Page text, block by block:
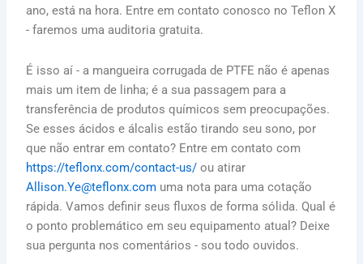
ano, está na hora. Entre em contato conosco no Teflon X
- faremos uma auditoria gratuita.
É isso aí - a mangueira corrugada de PTFE não é apenas
mais um item de linha; é a sua passagem para a
transferência de produtos químicos sem preocupações.
Se esses ácidos e álcalis estão tirando seu sono, por
que não entrar em contato? Entre em contato com
https://teflonx.com/contact-us/ ou atirar
Allison.Ye@teflonx.com uma nota para uma cotação
rápida. Vamos definir seus fluxos de forma sólida. Qual é
o ponto problemático em seu equipamento atual? Deixe
sua pergunta nos comentários - sou todo ouvidos.